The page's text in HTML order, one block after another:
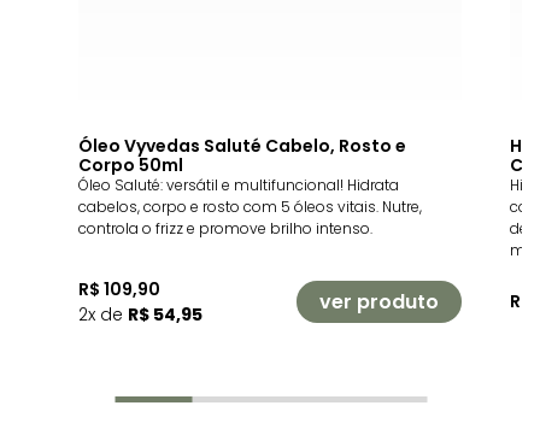
Óleo Vyvedas Saluté Cabelo, Rosto e
Corpo 50ml
Óleo Saluté: versátil e multifuncional! Hidrata
cabelos, corpo e rosto com 5 óleos vitais. Nutre,
controla o frizz e promove brilho intenso.
R$ 109,90
2x de R$ 54,95 ver produto
de
R$